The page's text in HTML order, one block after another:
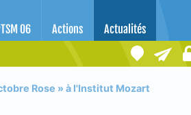
06 Actions Actualités
Rose » à l'Institut Mozart